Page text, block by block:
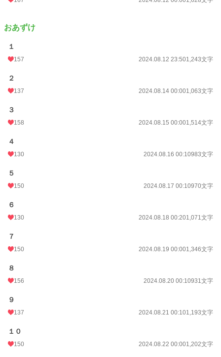
おあずけ
１
157 2024.08.12 23:501,243文字
２
137 2024.08.14 00:001,063文字
３
158 2024.08.15 00:001,514文字
４
130 2024.08.16 00:10983文字
５
150 2024.08.17 00:10970文字
６
130 2024.08.18 00:201,071文字
７
150 2024.08.19 00:001,346文字
８
156 2024.08.20 00:10931文字
９
137 2024.08.21 00:101,193文字
１０
150 2024.08.22 00:001,202文字